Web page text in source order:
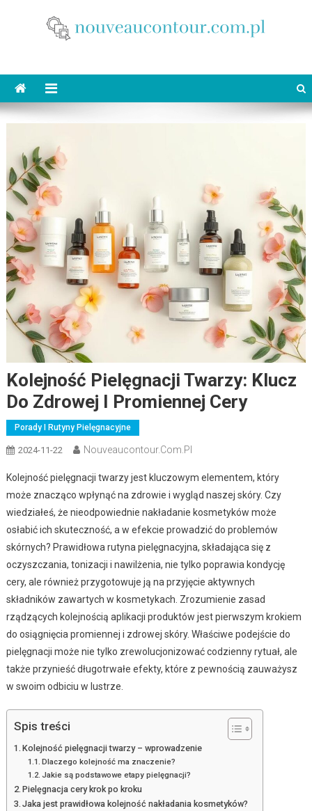
Kolejność Pielęgnacji Twarzy: Klucz
Do Zdrowej I Promiennej Cery
Porady I Rutyny Pielęgnacyjne
2024-11-22 Nouveaucontour.com.pl
Kolejność pielęgnacji twarzy jest kluczowym elementem, który
może znacząco wpłynąć na zdrowie i wygląd naszej skóry. Czy
wiedziałeś, że nieodpowiednie nakładanie kosmetyków może
osłabić ich skuteczność, a w efekcie prowadzić do problemów
skórnych? Prawidłowa rutyna pielęgnacyjna, składająca się z
oczyszczania, tonizacji i nawilżenia, nie tylko poprawia kondycję
cery, ale również przygotowuje ją na przyjęcie aktywnych
składników zawartych w kosmetykach. Zrozumienie zasad
rządzących kolejnością aplikacji produktów jest pierwszym krokiem
do osiągnięcia promiennej i zdrowej skóry. Właściwe podejście do
pielęgnacji może nie tylko zrewolucjonizować codzienny rytuał, ale
także przynieść długotrwałe efekty, które z pewnością zauważysz
w swoim odbiciu w lustrze.
Spis treści
Kolejność pielęgnacji twarzy – wprowadzenie
Dlaczego kolejność ma znaczenie?
Jakie są podstawowe etapy pielęgnacji?
Pielęgnacja cery krok po kroku
Jaka jest prawidłowa kolejność nakładania kosmetyków?